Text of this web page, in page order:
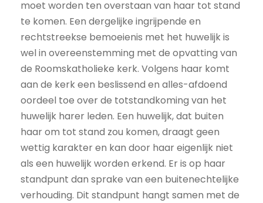
moet worden ten overstaan van haar tot stand
te komen. Een dergelijke ingrijpende en
rechtstreekse bemoeienis met het huwelijk is
wel in overeenstemming met de opvatting van
de Roomskatholieke kerk. Volgens haar komt
aan de kerk een beslissend en alles-afdoend
oordeel toe over de totstandkoming van het
huwelijk harer leden. Een huwelijk, dat buiten
haar om tot stand zou komen, draagt geen
wettig karakter en kan door haar eigenlijk niet
als een huwelijk worden erkend. Er is op haar
standpunt dan sprake van een buitenechtelijke
verhouding. Dit standpunt hangt samen met de